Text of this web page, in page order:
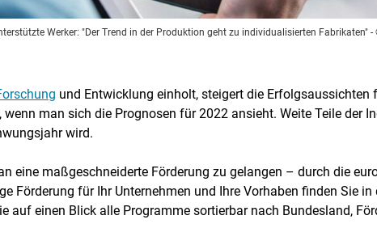
Werker: "Der Trend in der Produktion geht zu individualisierten Fabrikaten"-
und Entwicklung einholt, steigert die
man sich die Prognosen für 2022 ansieht. Weite Teile der
wird.
eine maßgeschneiderte Förderung zu gelangen – durch die
Förderung für Ihr Unternehmen und Ihre Vorhaben finden Sie in
auf einen Blick alle Programme sortierbar nach Bundesland,